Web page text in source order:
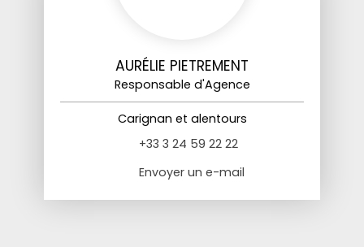
AURÉLIE PIETREMENT
Responsable d'Agence
Carignan et alentours
+33 3 24 59 22 22
Envoyer un e-mail